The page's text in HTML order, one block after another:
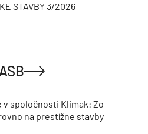
STAVBY 3/2026
v spoločnosti Klimak: Zo
na prestížne stavby